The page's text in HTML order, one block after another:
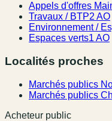
Appels d'offres
Travaux / BTP2 AO
Environnement /
Espaces verts1 AO
Localités proches
Marchés publics
Marchés publics
Acheteur public